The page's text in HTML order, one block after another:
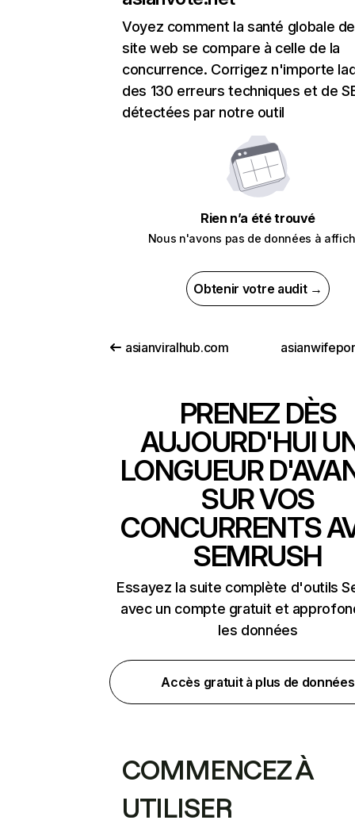
Voyez comment la santé globale
site web se compare à celle de la
concurrence. Corrigez n'importe
des 130 erreurs techniques et de
détectées par notre outil
Rien n’a été trouvé
Nous n'avons pas de données à
Obtenir votre audit →
asianviralhub.com
PRENEZ DÈS
AUJOURD'HUI
LONGUEUR
SUR VOS
CONCURRENTS
SEMRUSH
Essayez la suite complète d'outils
avec un compte gratuit et
les données
Accès gratuit à plus de données
COMMENCEZ À
UTILISER